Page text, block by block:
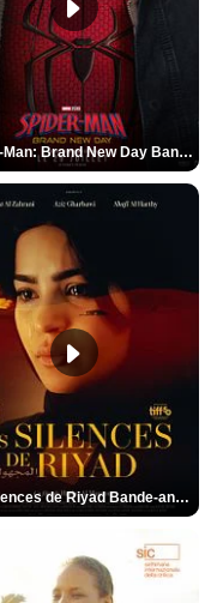
Spider-Man: Brand New Day Bande-annonce VO STFR
Les Silences de Riyad Bande-annonce VO STFR